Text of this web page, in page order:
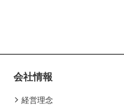
会社情報
経営理念